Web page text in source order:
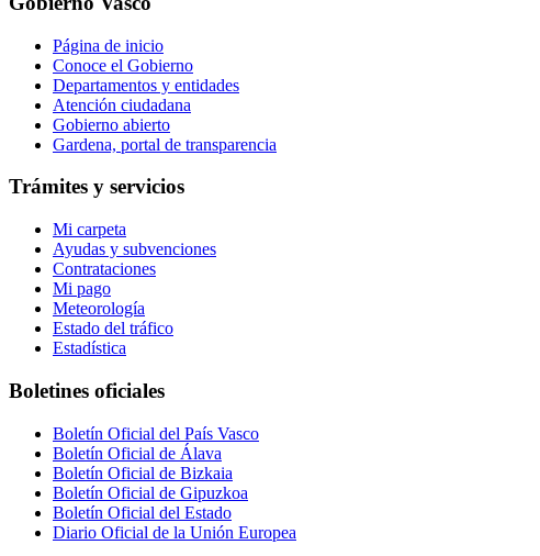
Página de inicio
Conoce el Gobierno
Departamentos y entidades
Atención ciudadana
Gobierno abierto
Gardena, portal de transparencia
Trámites y servicios
Mi carpeta
Ayudas y subvenciones
Contrataciones
Mi pago
Meteorología
Estado del tráfico
Estadística
Boletines oficiales
Boletín Oficial del País Vasco
Boletín Oficial de Álava
Boletín Oficial de Bizkaia
Boletín Oficial de Gipuzkoa
Boletín Oficial del Estado
Diario Oficial de la Unión Europea